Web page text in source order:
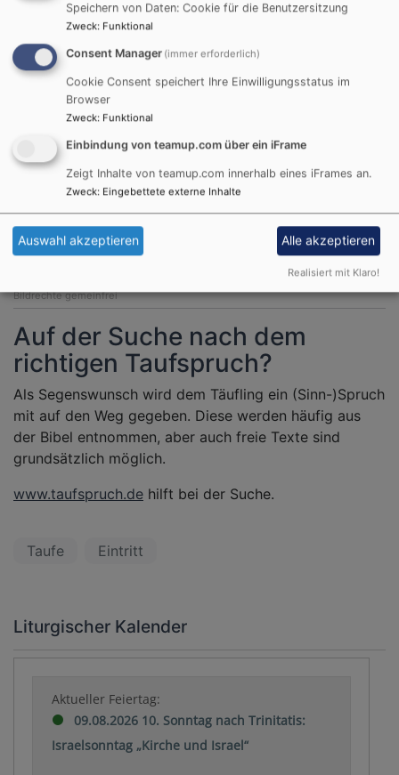
Bildrechte gemeinfrei
Auf der Suche nach dem
richtigen Taufspruch?
Als Segenswunsch wird dem Täufling ein (Sinn-)Spruch
mit auf den Weg gegeben. Diese werden häufig aus
der Bibel entnommen, aber auch freie Texte sind
grundsätzlich möglich.
www.taufspruch.de hilft bei der Suche.
Taufe Eintritt
Liturgischer Kalender
Aktueller Feiertag:
09.08.2026 10. Sonntag nach Trinitatis:
Israelsonntag „Kirche und Israel“
Speichern von Daten: Cookie für die Benutzersitzung
Zweck: Funktional
Consent Manager (immer erforderlich)
Cookie Consent speichert Ihre Einwilligungsstatus im
Browser
Zweck: Funktional
Einbindung von teamup.com über ein iFrame
Zeigt Inhalte von teamup.com innerhalb eines iFrames an.
Zweck: Eingebettete externe Inhalte
Auswahl akzeptieren Alle akzeptieren
Realisiert mit Klaro!